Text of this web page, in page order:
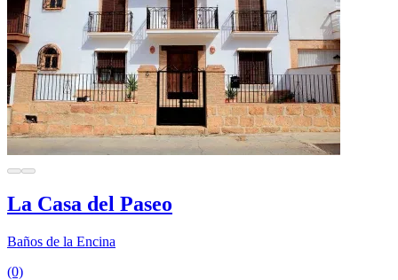
La Casa del Paseo
Baños de la Encina
(0)